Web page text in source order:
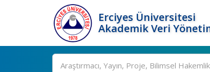
Erciyes Üniversitesi
Akademik Veri
Ara